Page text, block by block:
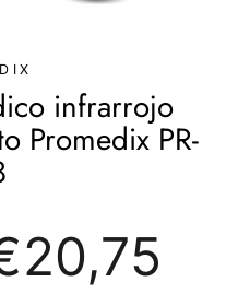
infrarrojo
Promedix PR-